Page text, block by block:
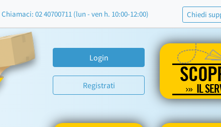
Chiamaci: 02 40700711 (lun - ven h. 10:00-12:00) Chiedi
Login
Registrati IL